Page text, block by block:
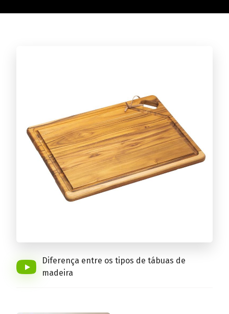
Conheça a linha completa!
ACESSÓRIOS PARA CHURRASCO
Conheça a linha completa!
CORTAR E SERVIR
Conheça a linha completa!
Diferença entre os tipos de tábuas de
madeira